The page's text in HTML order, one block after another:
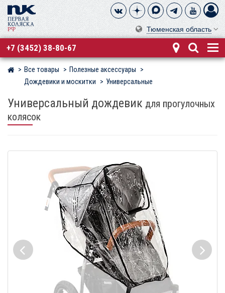
Тюменская область
+7 (3452) 38-80-67
Магазин детских колясок
Все товары
Полезные аксессуары
Дождевики и москитки
Универсальные
Универсальный дождевик для прогулочных
колясок